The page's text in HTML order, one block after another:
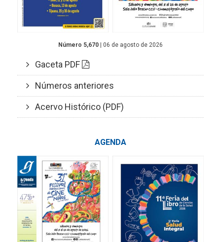
Número 5,670 | 06 de agosto de 2026
Gaceta PDF
Números anteriores
Acervo Histórico (PDF)
AGENDA